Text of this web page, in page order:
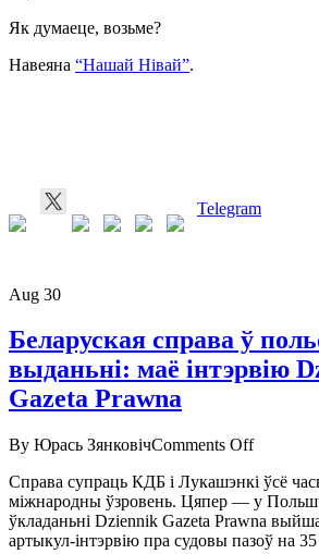
Як думаеце, возьме?
Навеяна “Нашай Нівай”.
Telegram
Aug 30
Беларуская справа ў
выданьні: маё інтэрвію
Gazeta Prawna
By Юрась ЗянковічComments Offon
справа
ў
польскім
Справа супраць КДБ і Лукашэнкі ўсё
міжнародны ўзровень. Цяпер — у
ўкладаньні Dziennik Gazeta Prawna
артыкул-інтэрвію пра судовы пазоў на 35